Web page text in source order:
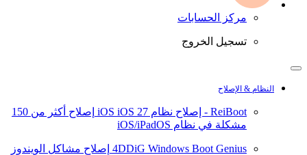
مركز الحسابات
تسجيل الخروج
النظام & الإصلاح
ReiBoot - إصلاح نظام iOS iOS 27
إصلاح أكثر من 150
مشكلة في نظام iOS/iPadOS
4DDiG Windows Boot Genius إصلاح مشاكل الويندوز